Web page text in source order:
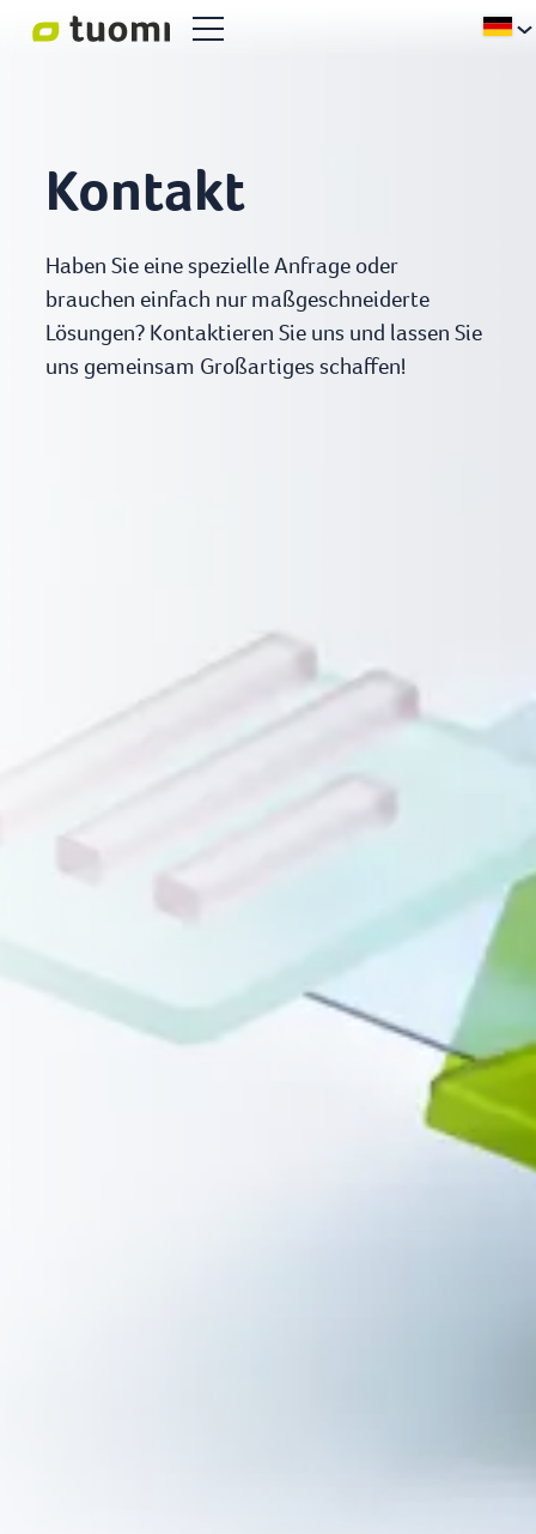
Kontakt
Haben Sie eine spezielle Anfrage oder
brauchen einfach nur maßgeschneiderte
Lösungen? Kontaktieren Sie uns und lassen Sie
uns gemeinsam Großartiges schaffen!